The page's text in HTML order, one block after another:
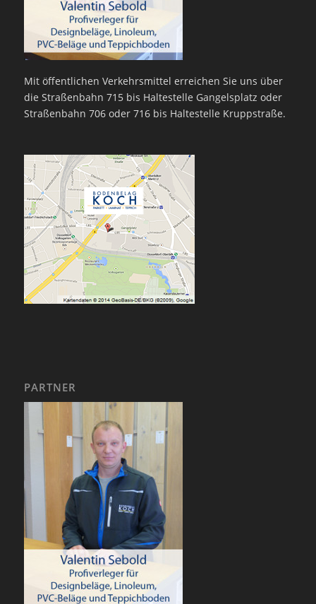
Mit öffentlichen Verkehrsmittel erreichen Sie uns über
die Straßenbahn 715 bis Haltestelle Gangelsplatz oder
Straßenbahn 706 oder 716 bis Haltestelle Kruppstraße.
PARTNER